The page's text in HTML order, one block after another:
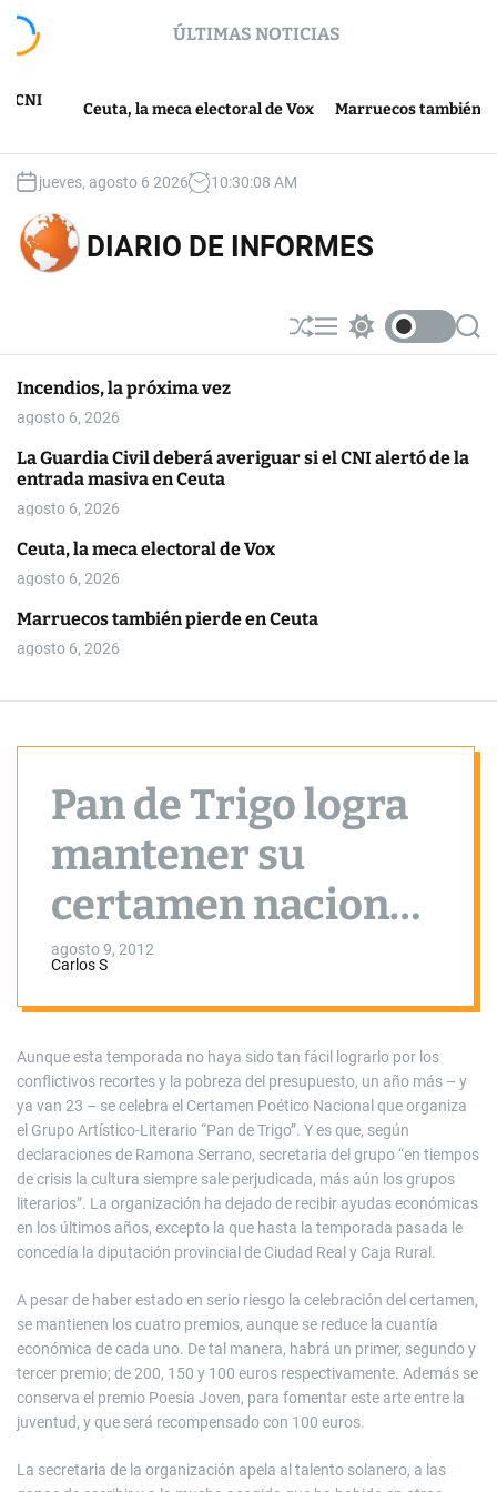
c
ÚLTIMAS NOTICIAS
Ceuta, la meca electoral de Vox Marruecos también pierde
jueves, agosto 6 2026 10:30:09 AM
DIARIO DE INFORMES
S
h
M
e w
o
S
e
Incendios, la próxima vez
agosto 6, 2026
La Guardia Civil deberá averiguar si el CNI alertó de la
entrada masiva en Ceuta
agosto 6, 2026
Ceuta, la meca electoral de Vox
agosto 6, 2026
Marruecos también pierde en Ceuta
agosto 6, 2026
Pan de Trigo logra
mantener su
certamen nacional
a pesar de las
dificultades
económicas
agosto 9, 2012
Carlos S
Aunque esta temporada no haya sido tan fácil lograrlo por los
conflictivos recortes y la pobreza del presupuesto, un año más – y
ya van 23 – se celebra el Certamen Poético Nacional que organiza
el Grupo Artístico-Literario “Pan de Trigo”. Y es que, según
declaraciones de Ramona Serrano, secretaria del grupo “en tiempos
de crisis la cultura siempre sale perjudicada, más aún los grupos
literarios”. La organización ha dejado de recibir ayudas económicas
en los últimos años, excepto la que hasta la temporada pasada le
concedía la diputación provincial de Ciudad Real y Caja Rural.
A pesar de haber estado en serio riesgo la celebración del certamen,
se mantienen los cuatro premios, aunque se reduce la cuantía
económica de cada uno. De tal manera, habrá un primer, segundo y
tercer premio; de 200, 150 y 100 euros respectivamente. Además se
conserva el premio Poesía Joven, para fomentar este arte entre la
juventud, y que será recompensado con 100 euros.
La secretaria de la organización apela al talento solanero, a las